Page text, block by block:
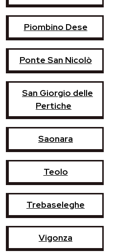
Piombino Dese
Ponte San Nicolò
San Giorgio delle
Pertiche
Saonara
Teolo
Trebaseleghe
Vigonza